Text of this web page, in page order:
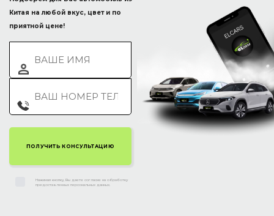
Китая на любой вкус, цвет и по
приятной цене!
Нажимая кнопку, Вы даете согласие на обработку
предоставленных персональных данных.